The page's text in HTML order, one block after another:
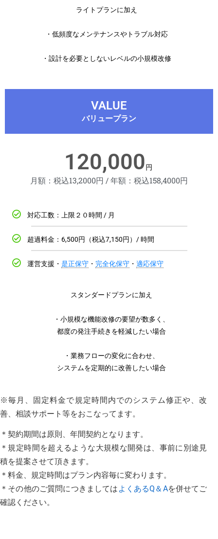
ライトプランに加え
・低頻度なメンテナンスやトラブル対応
・設計を必要としないレベルの小規模改修
VALUE
バリュープラン
120,000 円
月額：税込13,2000円 / 年額：税込158,4000円
対応工数：上限２０時間 / 月
超過料金：6,500円（税込7,150円）/ 時間
運営支援・ 是正保守 ・ 完全化保守 ・ 適応保守
スタンダードプランに加え
・小規模な機能改修の要望が数多く、
都度の発注手続きを軽減したい場合
・業務フローの変化に合わせ、
システムを定期的に改善したい場合
※毎月、固定料金で規定時間内でのシステム修正や、改
善、相談サポート等をおこなってます。
＊契約期間は原則、年間契約となります。
＊規定時間を超えるような大規模な開発は、事前に別途見
積を提案させて頂きます。
＊料金、規定時間はプラン内容毎に変わります。
＊その他のご質問につきましては よくあるQ＆Aを併せてご
確認ください。